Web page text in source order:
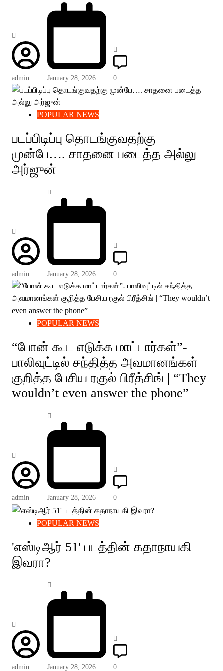
admin January 28, 2026 0
POPULAR NEWS
படப்பிடிப்பு தொடங்குவதற்கு
முன்பே…. சாதனை படைத்த அல்லு
அர்ஜுன்
admin January 28, 2026 0
POPULAR NEWS
“போன் கூட எடுக்க மாட்டார்கள்”-
பாலிவுட்டில் சந்தித்த அவமானங்கள்
குறித்த பேசிய ரகுல் பிரீத்சிங் | “They
wouldn’t even answer the phone”
admin January 28, 2026 0
POPULAR NEWS
'எஸ்டிஆர் 51' படத்தின் கதாநாயகி
இவரா?
admin January 28, 2026 0